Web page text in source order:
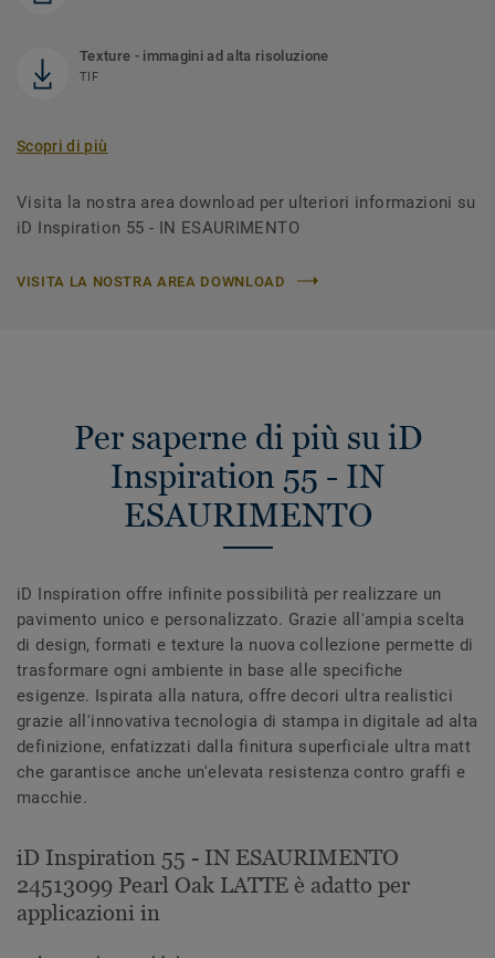
Texture - immagini ad alta risoluzione
TIF
Scopri di più
Visita la nostra area download per ulteriori informazioni su
iD Inspiration 55 - IN ESAURIMENTO
VISITA LA NOSTRA AREA DOWNLOAD
Per saperne di più su iD
Inspiration 55 - IN
ESAURIMENTO
iD Inspiration offre infinite possibilità per realizzare un
pavimento unico e personalizzato. Grazie all'ampia scelta
di design, formati e texture la nuova collezione permette di
trasformare ogni ambiente in base alle specifiche
esigenze. Ispirata alla natura, offre decori ultra realistici
grazie all'innovativa tecnologia di stampa in digitale ad alta
definizione, enfatizzati dalla finitura superficiale ultra matt
che garantisce anche un'elevata resistenza contro graffi e
macchie.
iD Inspiration 55 - IN ESAURIMENTO
24513099 Pearl Oak LATTE è adatto per
applicazioni in